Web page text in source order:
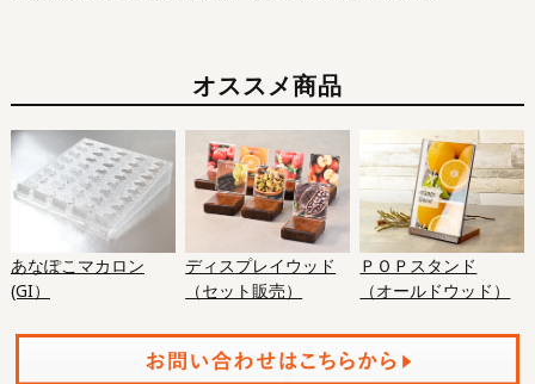
オススメ商品
あなぽこマカロン
(GI）
ディスプレイウッド
（セット販売）
ＰＯＰスタンド
（オールドウッド）